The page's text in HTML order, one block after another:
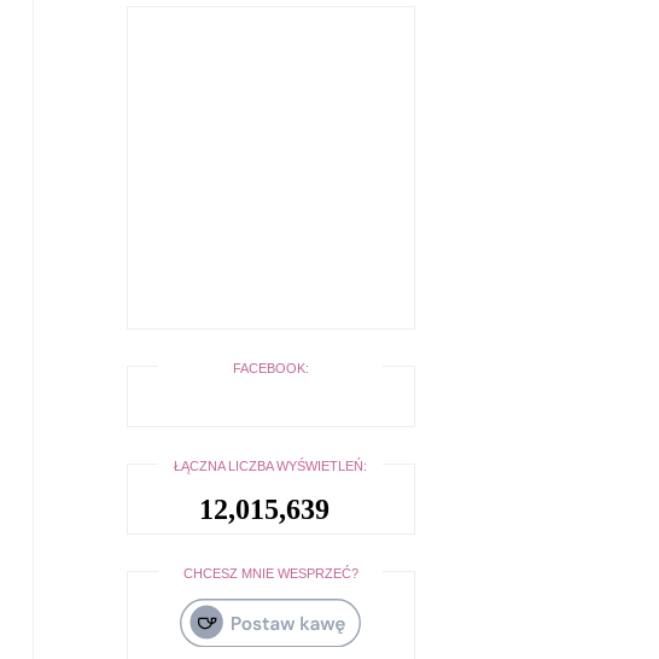
FACEBOOK:
ŁĄCZNA LICZBA WYŚWIETLEŃ:
12,015,639
CHCESZ MNIE WESPRZEĆ?